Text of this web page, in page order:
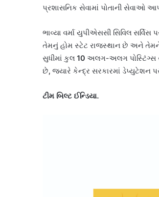
પ્રશાસનિક સેવામાં પોતાની સેવાઓ
ભાવ્યા વર્મા યુપીએસસી સિવિલ સર્વિસ
તેમનું હોમ સ્ટેટ રાજસ્થાન છે અને
સુધીમાં કુલ 10 અલગ-અલગ પોસ્ટિંગ્સ
છે, જ્યારે કેન્દ્ર સરકારમાં ડેપ્યુટેશન
ટીમ બિલ્ટ ઈન્ડિયા.